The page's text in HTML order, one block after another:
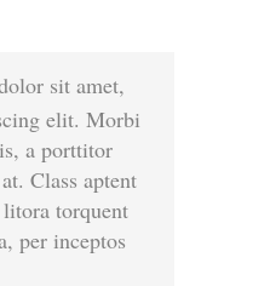
sit amet,
elit. Morbi
a porttitor
Class aptent
torquent
per inceptos